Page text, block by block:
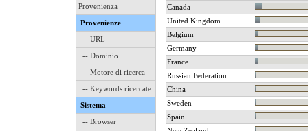
Provenienza
Provenienze
-- URL
-- Dominio
-- Motore di ricerca
-- Keywords ricercate
Sistema
-- Browser
Canada
United Kingdom
Belgium
Germany
France
Russian Federation
China
Sweden
Spain